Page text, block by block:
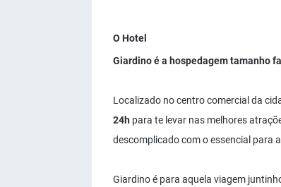
O Hotel
Giardino é a hospedagem tamanho
Localizado no centro comercial da
24h para te levar nas melhores
descomplicado com o essencial para
Giardino é para aquela viagem